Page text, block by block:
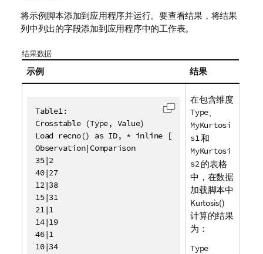
将示例脚本添加到应用程序并运行。要查看结果，将结果
列中列出的字段添加到应用程序中的工作表。
结果数据
示例 结果
Table1:
Crosstable (Type, Value)
Load recno() as ID, * inline [
Observation|Comparison
35|2
40|27
12|38
15|31
21|1
14|19
46|1
10|34
复制代码到剪贴板
在包含维度
Type、
MyKurtosi
s1和
MyKurtosi
s2的表格
中，在数据
加载脚本中
Kurtosis()
计算的结果
为：
Type